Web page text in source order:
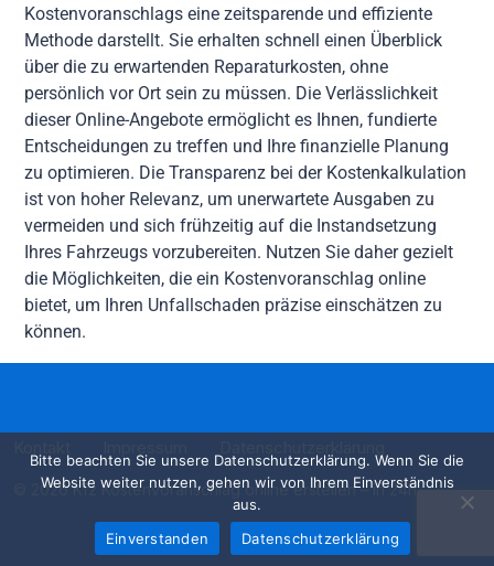
Kostenvoranschlags eine zeitsparende und effiziente
Methode darstellt. Sie erhalten schnell einen Überblick
über die zu erwartenden Reparaturkosten, ohne
persönlich vor Ort sein zu müssen. Die Verlässlichkeit
dieser Online-Angebote ermöglicht es Ihnen, fundierte
Entscheidungen zu treffen und Ihre finanzielle Planung
zu optimieren. Die Transparenz bei der Kostenkalkulation
ist von hoher Relevanz, um unerwartete Ausgaben zu
vermeiden und sich frühzeitig auf die Instandsetzung
Ihres Fahrzeugs vorzubereiten. Nutzen Sie daher gezielt
die Möglichkeiten, die ein Kostenvoranschlag online
bietet, um Ihren Unfallschaden präzise einschätzen zu
können.
© 2026 Kfz Kostenvoranschlag online erstellen – in 24h
Bitte beachten Sie unsere Datenschutzerklärung. Wenn Sie die
Website weiter nutzen, gehen wir von Ihrem Einverständnis
aus.
Einverstanden
Datenschutzerklärung